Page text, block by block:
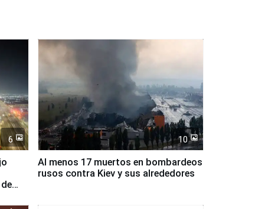
6 10
Al menos 17 muertos en bombardeos
rusos contra Kiev y sus alrededores